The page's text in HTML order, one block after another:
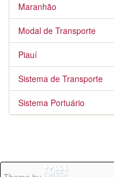
Maranhão
Modal de Transporte
Piauí
Sistema de Transporte
Sistema Portuário